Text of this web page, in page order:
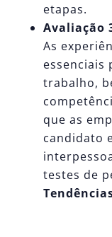
etapas.
Avaliação
As
essenciais
trabalho,
que as
candidato
testes de